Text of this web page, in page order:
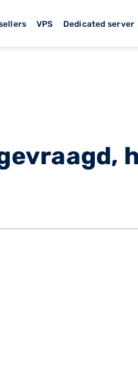
VPS Dedicated server